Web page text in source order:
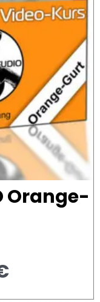
Orange-